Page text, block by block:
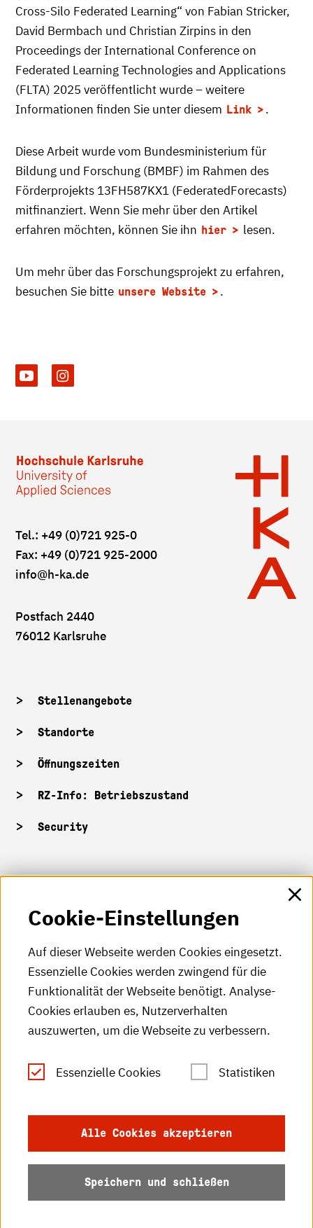
Cross-Silo Federated Learning“ von Fabian Stricker,
David Bermbach und Christian Zirpins in den
Proceedings der International Conference on
Federated Learning Technologies and Applications
(FLTA) 2025 veröffentlicht wurde – weitere
Informationen finden Sie unter diesem Link .
Diese Arbeit wurde vom Bundesministerium für
Bildung und Forschung (BMBF) im Rahmen des
Förderprojekts 13FH587KX1 (FederatedForecasts)
mitfinanziert. Wenn Sie mehr über den Artikel
erfahren möchten, können Sie ihn hier lesen.
Um mehr über das Forschungsprojekt zu erfahren,
besuchen Sie bitte unsere Website .
Tel.: +49 (0)721 925-0
Fax: +49 (0)721 925-2000
info@h-ka.de
Postfach 2440
76012 Karlsruhe
Stellenangebote
Standorte
Öffnungszeiten
RZ-Info: Betriebszustand
Security
HKA-Shop
HKA-Videos
HKA-Podcast
HKA-Publikationen
RSS-Feed
Leichte Sprache
Datenschutz
Barrierefreiheit
Cookie-Einstellungen
Auf dieser Webseite werden Cookies eingesetzt.
Essenzielle Cookies werden zwingend für die
Funktionalität der Webseite benötigt. Analyse-
Cookies erlauben es, Nutzerverhalten
auszuwerten, um die Webseite zu verbessern.
Essenzielle Cookies Statistiken
Alle Cookies akzeptieren
Speichern und schließen